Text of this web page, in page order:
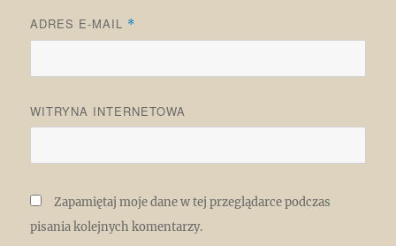
ADRES E-MAIL *
WITRYNA INTERNETOWA
Zapamiętaj moje dane w tej przeglądarce podczas
pisania kolejnych komentarzy.